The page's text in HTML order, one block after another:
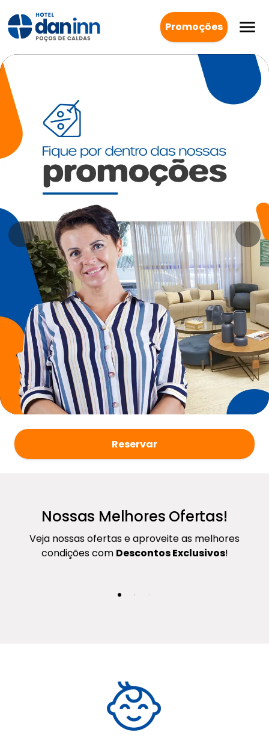
Promoções
Reservar
Nossas Melhores Ofertas!
Veja nossas ofertas e aproveite as melhores
condições com Descontos Exclusivos!